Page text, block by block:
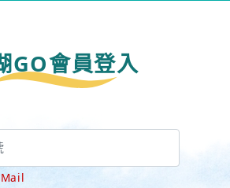
GO會員登入